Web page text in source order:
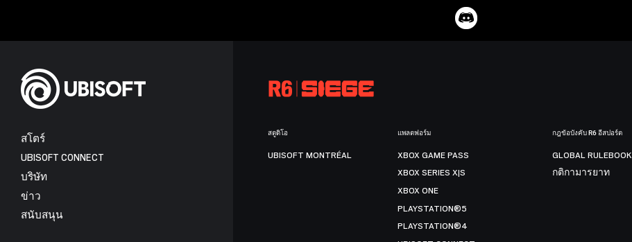
สโตร์
UBISOFT CONNECT
บริษัท
ข่าว
สนับสนุน
สตูดิโอ
UBISOFT MONTRÉAL
แพลตฟอร์ม
XBOX GAME PASS
XBOX SERIES X|S
XBOX ONE
PLAYSTATION®5
PLAYSTATION®4
กฎข้อบังคับ R6 อีสปอร์ต
GLOBAL RULEBOOK
กติกามารยาท